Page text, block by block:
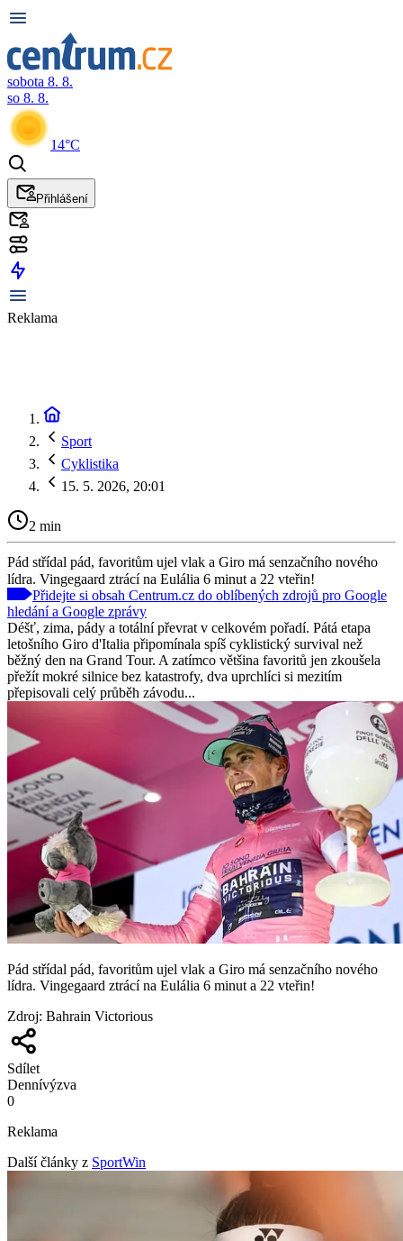
sobota 8. 8.
so 8. 8.
14°C
Přihlášení
Reklama
Sport
Cyklistika
15. 5. 2026, 20:01
2 min
Pád střídal pád, favoritům ujel vlak a Giro má senzačního nového
lídra. Vingegaard ztrácí na Eulália 6 minut a 22 vteřin!
Přidejte si obsah Centrum.cz do oblíbených zdrojů pro Google
hledání a Google zprávy
Déšť, zima, pády a totální převrat v celkovém pořadí. Pátá etapa
letošního Giro d'Italia připomínala spíš cyklistický survival než
běžný den na Grand Tour. A zatímco většina favoritů jen zkoušela
přežít mokré silnice bez katastrofy, dva uprchlíci si mezitím
přepisovali celý průběh závodu...
Pád střídal pád, favoritům ujel vlak a Giro má senzačního nového
lídra. Vingegaard ztrácí na Eulália 6 minut a 22 vteřin!
Zdroj: Bahrain Victorious
Sdílet
Dennívýzva
0
Reklama
Další články z SportWin